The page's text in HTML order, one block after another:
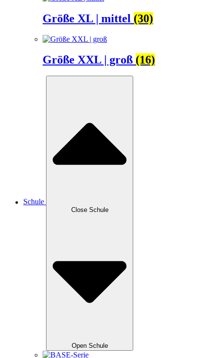
Größe XL | mittel (30)
Größe XXL | groß (16)
Schule
Close Schule
Open Schule